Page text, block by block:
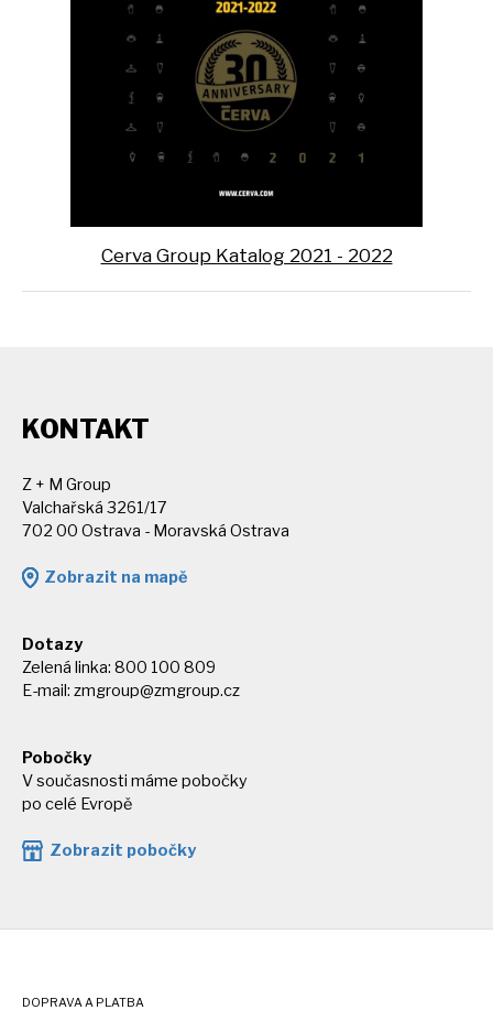
Cerva Group Katalog 2021 - 2022
KONTAKT
Z + M Group
Valchařská 3261/17
702 00 Ostrava - Moravská Ostrava
Zobrazit na mapě
Dotazy
Zelená linka: 800 100 809
E-mail: zmgroup@zmgroup.cz
Pobočky
V současnosti máme pobočky
po celé Evropě
Zobrazit pobočky
DOPRAVA A PLATBA